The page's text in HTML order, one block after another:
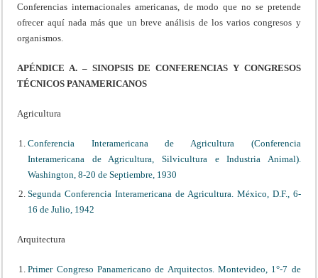
Conferencias internacionales americanas, de modo que no se pretende
ofrecer aquí nada más que un breve análisis de los varios congresos y
organismos.
APÉNDICE A. – SINOPSIS DE CONFERENCIAS Y CONGRESOS
TÉCNICOS PANAMERICANOS
Agricultura
Conferencia Interamericana de Agricultura (Conferencia
Interamericana de Agricultura, Silvicultura e Industria Animal).
Washington, 8-20 de Septiembre, 1930
Segunda Conferencia Interamericana de Agricultura. México, D.F., 6-
16 de Julio, 1942
Arquitectura
Primer Congreso Panamericano de Arquitectos. Montevideo, 1°-7 de